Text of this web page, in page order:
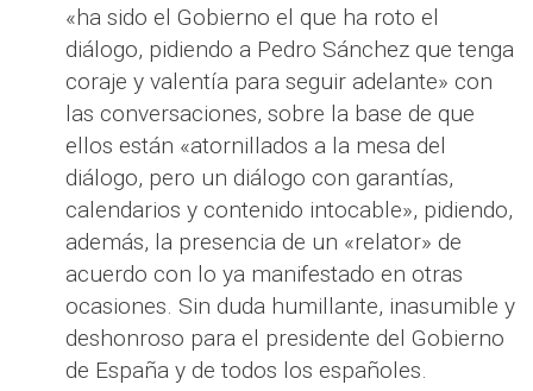
«ha sido el Gobierno el que ha roto el
diálogo, pidiendo a Pedro Sánchez que tenga
coraje y valentía para seguir adelante» con
las conversaciones, sobre la base de que
ellos están «atornillados a la mesa del
diálogo, pero un diálogo con garantías,
calendarios y contenido intocable», pidiendo,
además, la presencia de un «relator» de
acuerdo con lo ya manifestado en otras
ocasiones. Sin duda humillante, inasumible y
deshonroso para el presidente del Gobierno
de España y de todos los españoles.